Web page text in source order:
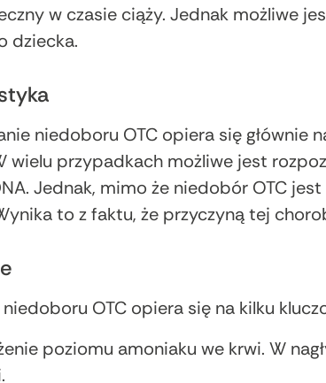
w czasie ciąży. Jednak możliwe
dziecka.
niedoboru OTC opiera się głównie
wielu przypadkach możliwe jest
Jednak, mimo że niedobór OTC
to z faktu, że przyczyną tej
OTC opiera się na kilku
poziomu amoniaku we krwi. W